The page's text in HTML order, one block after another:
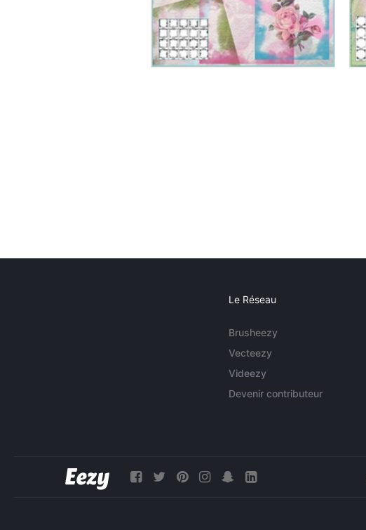
Le Réseau
Brusheezy
Vecteezy
Videezy
Devenir contributeur